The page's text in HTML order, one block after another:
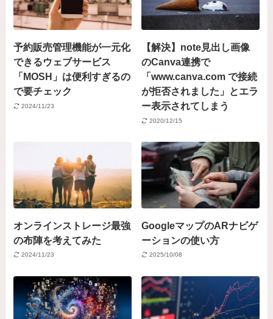
予約販売管理機能が一元化
できるウェブサービス
「MOSH」は便利すぎるの
で要チェック
2024/11/23
【解決】note見出し画像
のCanva連携で
「www.canva.com で接続
が拒否されました」とエラ
ー表示されてしまう
2020/12/15
オンラインストレージ最強
の布陣を考えてみた
2024/11/23
GoogleマップのARナビゲ
ーションの使い方
2025/10/08